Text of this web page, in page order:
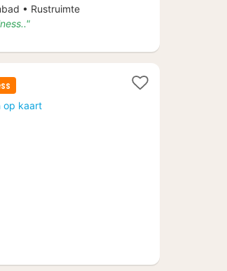
• Rustruimte
op kaart